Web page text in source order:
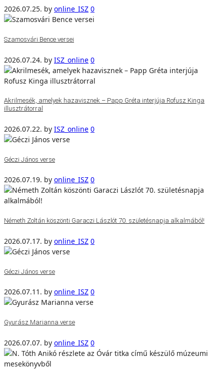
2026.07.25. by online_ISZ 0
Szamosvári Bence versei
2026.07.24. by ISZ_online 0
Akrilmesék, amelyek hazavisznek – Papp Gréta interjúja Rofusz Kinga
illusztrátorral
2026.07.22. by ISZ_online 0
Géczi János verse
2026.07.19. by online_ISZ 0
Németh Zoltán köszönti Garaczi Lászlót 70. születésnapja alkalmából!
2026.07.17. by online_ISZ 0
Géczi János verse
2026.07.11. by online_ISZ 0
Gyurász Marianna verse
2026.07.07. by online_ISZ 0